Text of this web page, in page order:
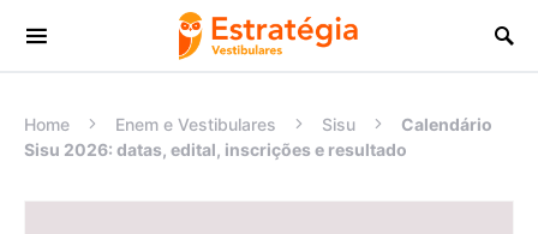
Procurar:
Home Enem e Vestibulares Sisu
Calendário
Sisu 2026: datas, edital, inscrições e resultado